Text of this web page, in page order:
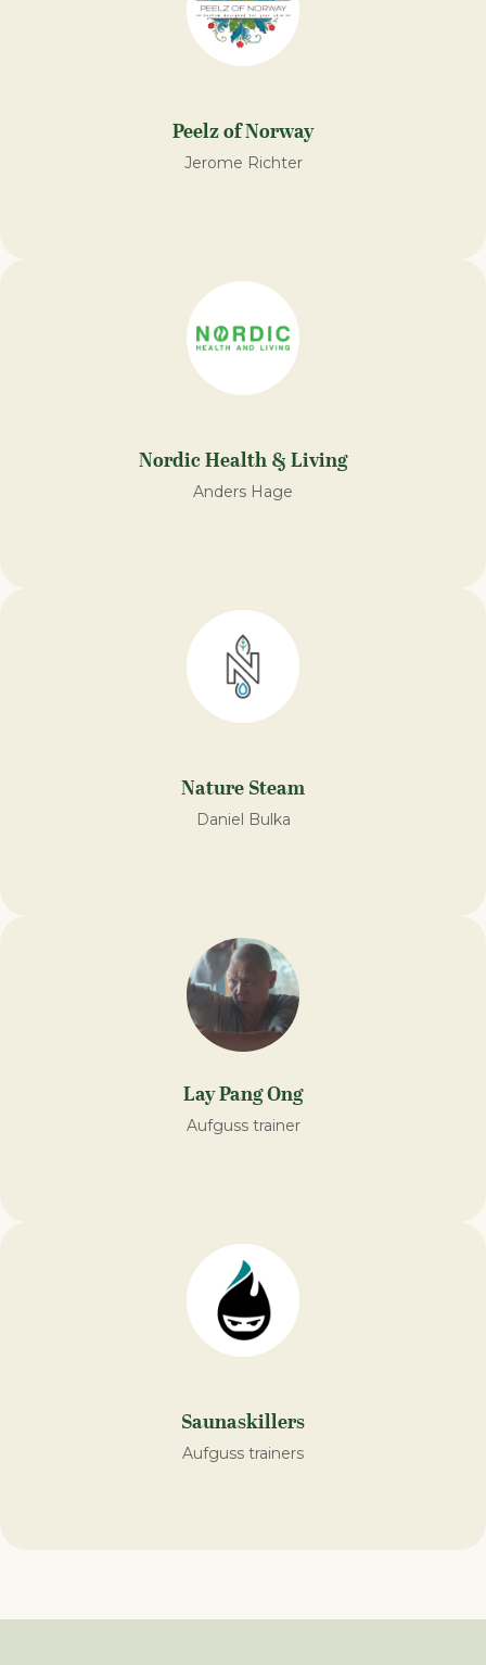
Peelz of Norway
Jerome Richter
Nordic Health & Living
Anders Hage
Nature Steam
Daniel Bulka
Lay Pang Ong
Aufguss trainer
Saunaskillers
Aufguss trainers